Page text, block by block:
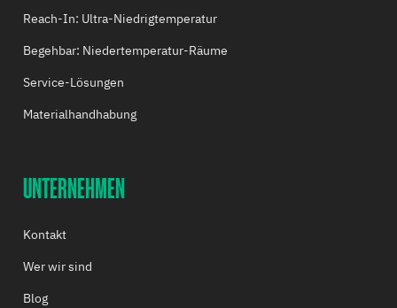
Reach-In: Ultra-Niedrigtemperatur
Begehbar: Niedertemperatur-Räume
Service-Lösungen
Materialhandhabung
UNTERNEHMEN
Kontakt
Wer wir sind
Blog